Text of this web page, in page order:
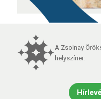
A Zsolnay
helyszínei: